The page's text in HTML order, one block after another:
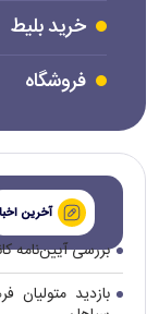
خرید بلیط
فروشگاه
آخرین
بررسی آیین‌نامه
بازدید متولیان